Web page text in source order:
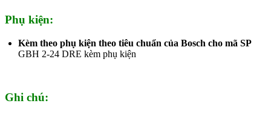
Phụ kiện:
Kèm theo phụ kiện theo tiêu chuẩn của Bosch cho mã SP
GBH 2-24 DRE kèm phụ kiện
Ghi chú: